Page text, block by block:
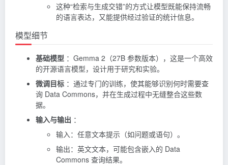
这种“检索与生成交错”的方式让模型既能保持流畅
的语言表达，又能提供经过验证的统计信息。
模型细节
基础模型 ：Gemma 2（27B 参数版本），这是一个高效
的开源语言模型，设计用于研究和实验。
微调目标 ：通过专门的训练，使其能够识别何时需要查
询 Data Commons，并在生成过程中无缝整合这些数
据。
输入与输出 ：
输入：任意文本提示（如问题或语句）。
输出：英文文本，可能包含嵌入的 Data
Commons 查询结果。